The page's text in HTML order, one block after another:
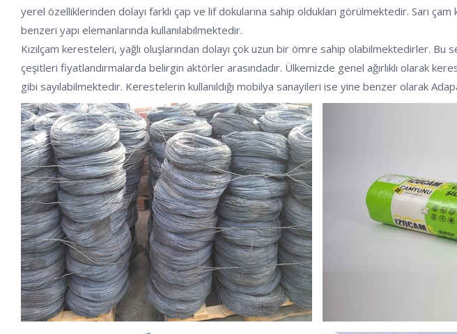
yerel özelliklerinden dolayı farklı çap ve lif dokularına sahip oldukları görülmektedir. Sarı
benzeri yapı elemanlarında kullanılabilmektedir.
Kızılçam keresteleri, yağlı oluşlarından dolayı çok uzun bir ömre sahip olabilmektedirler.
çeşitleri fiyatlandırmalarda belirgin aktörler arasındadır. Ülkemizde genel ağırlıklı olarak
gibi sayılabilmektedir. Kerestelerin kullanıldığı mobilya sanayileri ise yine benzer olarak